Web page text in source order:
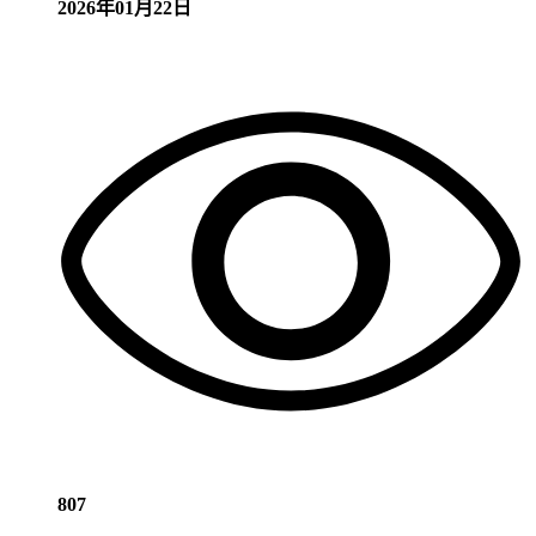
2026年01月22日
807